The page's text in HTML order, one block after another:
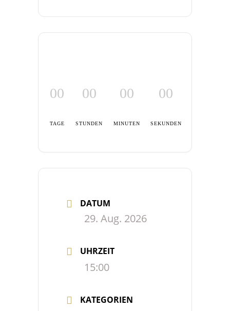
00
TAGE
00
STUNDEN
00
MINUTEN
00
SEKUNDEN
DATUM
29. Aug. 2026
UHRZEIT
15:00
KATEGORIEN